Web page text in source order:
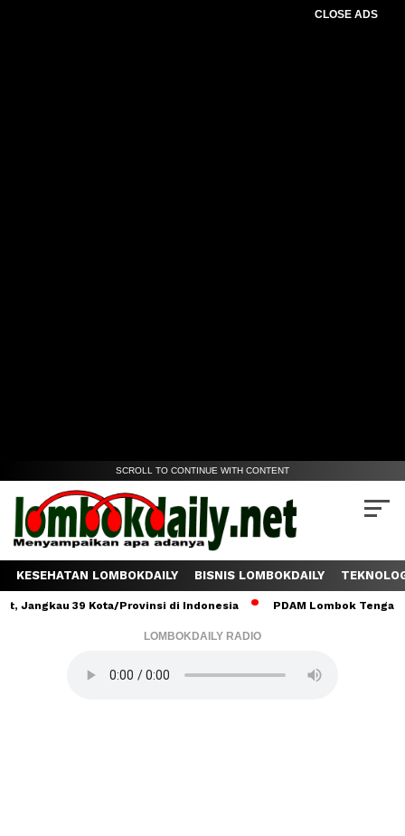
CLOSE ADS
SCROLL TO CONTINUE WITH CONTENT
KESEHATAN LOMBOKDAILY BISNIS LOMBOKDAILY
39 Kota/Provinsi di Indonesia PDAM Lombok Tengah
LOMBOKDAILY RADIO